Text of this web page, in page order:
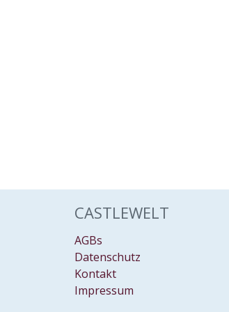
CASTLEWELT
AGBs
Datenschutz
Kontakt
Impressum